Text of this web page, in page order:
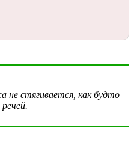
не стягивается, как будто